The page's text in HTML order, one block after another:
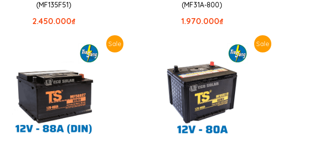
(MF135F51)
₫
2.450.000
(MF31A-800)
₫
1.970.000
Sale Sale